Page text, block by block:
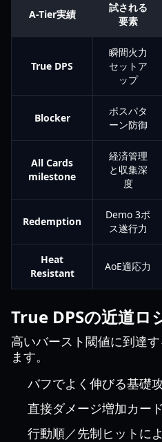
A-Tier実績
試される
要素
True DPS
瞬間火力
セットア
ップ
Blocker
ボスパタ
ーン防御
All Cards
milestone
経済管理
と収集深
度
Redemption
Demo 3ボ
ス遂行力
Heat
Resistant
AoE適応力
True DPSの近道ロ
高いバースト閾値に到達
ます。
バフでよく伸びる基礎
直接ダメージ増加カー
行動順／先制ヒットに